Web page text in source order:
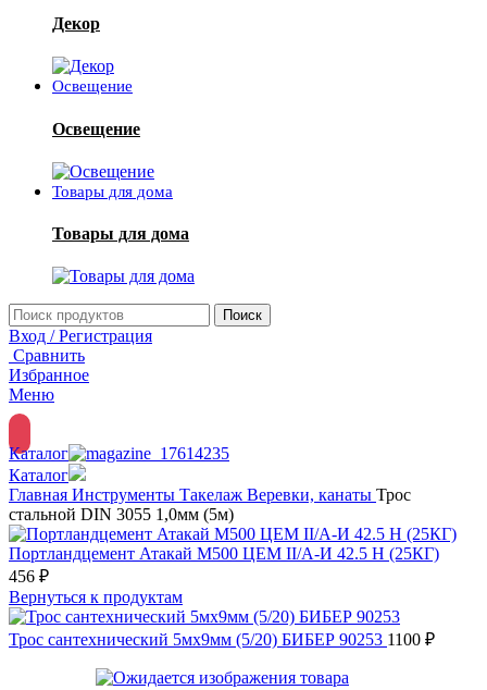
Декор
Освещение
Освещение
Товары для дома
Товары для дома
Поиск
Вход / Регистрация
Сравнить
Избранное
Меню
Каталог
Каталог
Главная Инструменты Такелаж Веревки, канаты Трос
стальной DIN 3055 1,0мм (5м)
Портландцемент Атакай М500 ЦЕМ II/А-И 42.5 Н (25КГ)
456 ₽
Вернуться к продуктам
Трос сантехнический 5мх9мм (5/20) БИБЕР 90253 1100 ₽